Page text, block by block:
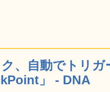
、自動でトリ
」 - DNA